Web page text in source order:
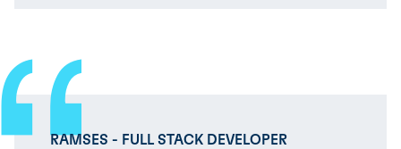
RAMSES - FULL STACK DEVELOPER